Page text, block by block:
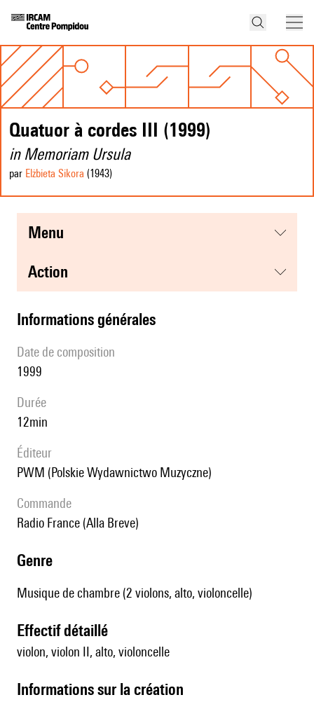
Quatuor à cordes III (1999)
in Memoriam Ursula
par Elżbieta Sikora (1943)
menu
action
informations générales
date de composition
1999
durée
12min
éditeur
PWM (Polskie Wydawnictwo Muzyczne)
Commande
Radio France (Alla Breve)
genre
Musique de chambre (2 violons, alto, violoncelle)
effectif détaillé
violon, violon II, alto, violoncelle
informations sur la création